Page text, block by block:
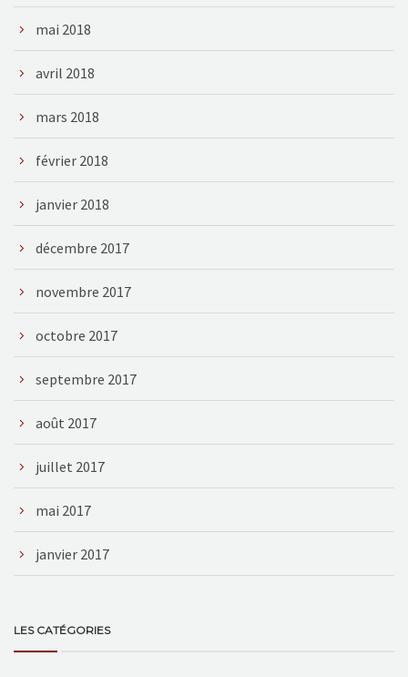
mai 2018
avril 2018
mars 2018
février 2018
janvier 2018
décembre 2017
novembre 2017
octobre 2017
septembre 2017
août 2017
juillet 2017
mai 2017
janvier 2017
LES CATÉGORIES